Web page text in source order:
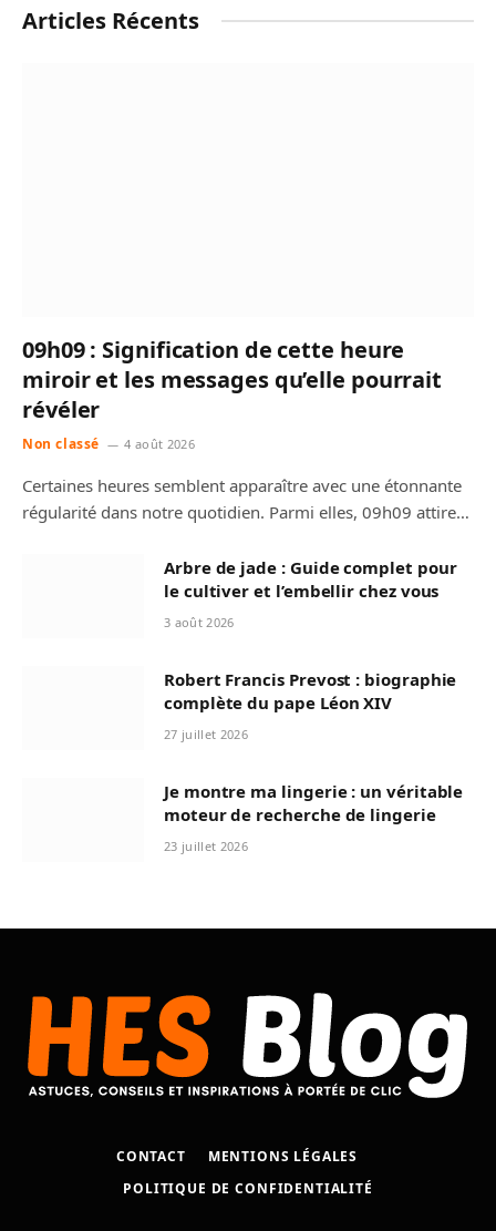
Articles Récents
09h09 : Signification de cette heure
miroir et les messages qu’elle pourrait
révéler
Non classé 4 août 2026
Certaines heures semblent apparaître avec une étonnante
régularité dans notre quotidien. Parmi elles, 09h09 attire…
Arbre de jade : Guide complet pour
le cultiver et l’embellir chez vous
3 août 2026
Robert Francis Prevost : biographie
complète du pape Léon XIV
27 juillet 2026
Je montre ma lingerie : un véritable
moteur de recherche de lingerie
23 juillet 2026
CONTACT
MENTIONS LÉGALES
POLITIQUE DE CONFIDENTIALITÉ